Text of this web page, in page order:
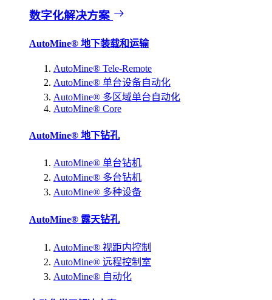
数字化解决方案
AutoMine® 地下装载和运输
AutoMine® Tele-Remote
AutoMine® 单台设备自动化
AutoMine® 多区域单台自动化
AutoMine® Core
AutoMine® 地下钻孔
AutoMine® 单台钻机
AutoMine® 多台钻机
AutoMine® 多种设备
AutoMine® 露天钻孔
AutoMine® 视距内控制
AutoMine® 远程控制室
AutoMine® 自动化